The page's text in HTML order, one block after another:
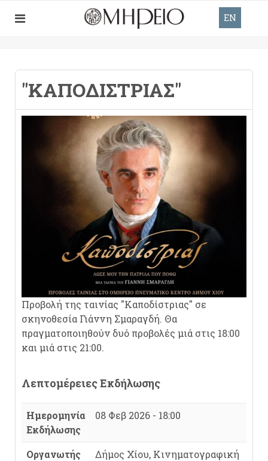
EN
"ΚΑΠΟΔΊΣΤΡΙΑΣ"
Προβολή της ταινίας "Καποδίστριας" σε
σκηνοθεσία Γιάννη Σμαραγδή. Θα
πραγματοποιηθούν δυό προβολές μιά στις 18:00
και μιά στις 21:00.
Λεπτομέρειες Εκδήλωσης
Ημερομηνία
Εκδήλωσης
08 Φεβ 2026 - 18:00
Οργανωτής
Δήμος Χίου, Κινηματογραφική